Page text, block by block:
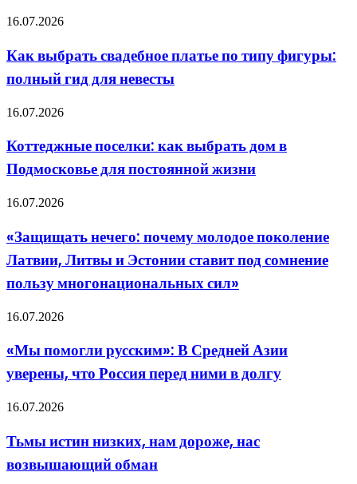
в
Apple
Как
свадебное
платье
по
фигуры:
полный
для
невесты
16.07.2026
Как выбрать свадебное платье по типу фигуры:
полный гид для невесты
Коттеджные
как
выбрать
дом
Подмосковье
жизни
16.07.2026
Коттеджные поселки: как выбрать дом в
Подмосковье для постоянной жизни
«Защищать
почему
молодое
поколение
Литвы
Эстонии
под
сомнение
пользу
сил»
16.07.2026
«Защищать нечего: почему молодое поколение
Латвии, Литвы и Эстонии ставит под сомнение
пользу многонациональных сил»
«Мы
русским»:
В
Средней
уверены,
перед
ними
в
16.07.2026
«Мы помогли русским»: В Средней Азии
уверены, что Россия перед ними в долгу
Тьмы
низких,
нам
дороже,
16.07.2026
Тьмы истин низких, нам дороже, нас
возвышающий обман